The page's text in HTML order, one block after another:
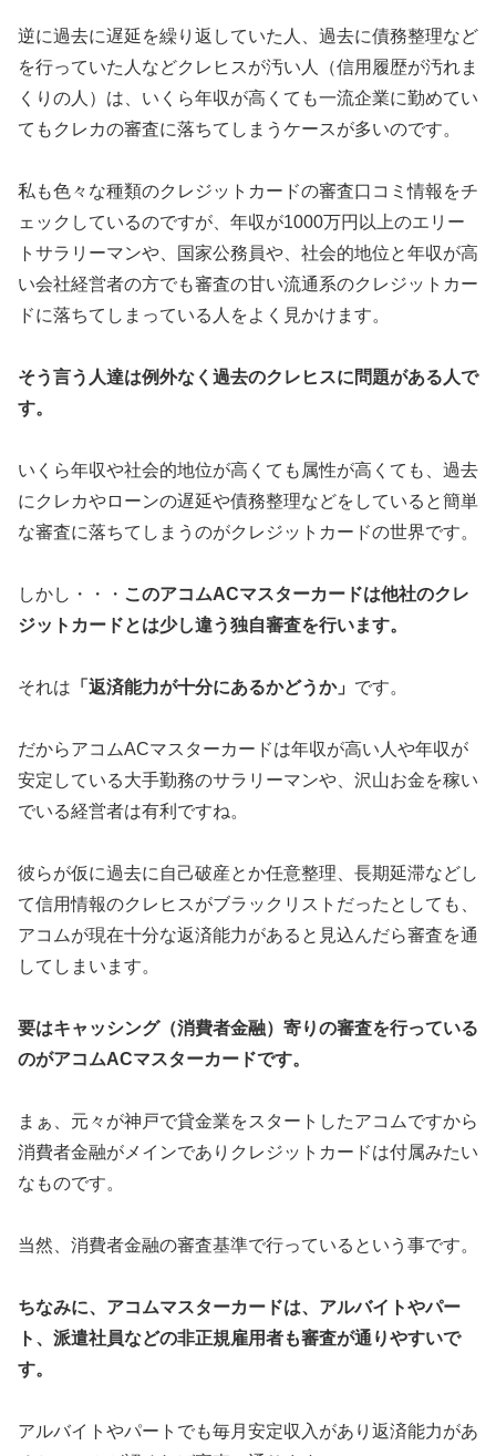
逆に過去に遅延を繰り返していた人、過去に債務整理など
を行っていた人などクレヒスが汚い人（信用履歴が汚れま
くりの人）は、いくら年収が高くても一流企業に勤めてい
てもクレカの審査に落ちてしまうケースが多いのです。
私も色々な種類のクレジットカードの審査口コミ情報をチ
ェックしているのですが、年収が1000万円以上のエリー
トサラリーマンや、国家公務員や、社会的地位と年収が高
い会社経営者の方でも審査の甘い流通系のクレジットカー
ドに落ちてしまっている人をよく見かけます。
そう言う人達は例外なく過去のクレヒスに問題がある人で
す。
いくら年収や社会的地位が高くても属性が高くても、過去
にクレカやローンの遅延や債務整理などをしていると簡単
な審査に落ちてしまうのがクレジットカードの世界です。
しかし・・・ このアコムACマスターカードは他社のクレ
ジットカードとは少し違う独自審査を行います。
それは 「返済能力が十分にあるかどうか」 です。
だからアコムACマスターカードは年収が高い人や年収が
安定している大手勤務のサラリーマンや、沢山お金を稼い
でいる経営者は有利ですね。
彼らが仮に過去に自己破産とか任意整理、長期延滞などし
て信用情報のクレヒスがブラックリストだったとしても、
アコムが現在十分な返済能力があると見込んだら審査を通
してしまいます。
要はキャッシング（消費者金融）寄りの審査を行っている
のがアコムACマスターカードです。
まぁ、元々が神戸で貸金業をスタートしたアコムですから
消費者金融がメインでありクレジットカードは付属みたい
なものです。
当然、消費者金融の審査基準で行っているという事です。
ちなみに、アコムマスターカードは、アルバイトやパー
ト、派遣社員などの非正規雇用者も審査が通りやすいで
す。
アルバイトやパートでも毎月安定収入があり返済能力があ